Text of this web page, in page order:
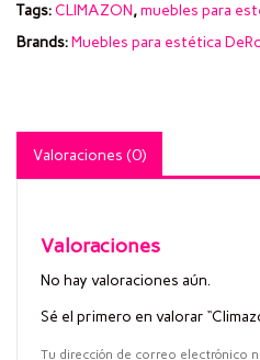
Tags:CLIMAZON,muebles para
Brands:Muebles para estética
Valoraciones (0)
Valoraciones
No hay valoraciones aún.
Sé el primero en valorar
Tu dirección de correo electrónico